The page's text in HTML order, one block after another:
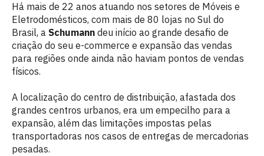
Há mais de 22 anos atuando nos setores de Móveis e
Eletrodomésticos, com mais de 80 lojas no Sul do
Brasil, a Schumann deu início ao grande desafio de
criação do seu e-commerce e expansão das vendas
para regiões onde ainda não haviam pontos de vendas
físicos.
A localização do centro de distribuição, afastada dos
grandes centros urbanos, era um empecilho para a
expansão, além das limitações impostas pelas
transportadoras nos casos de entregas de mercadorias
pesadas.